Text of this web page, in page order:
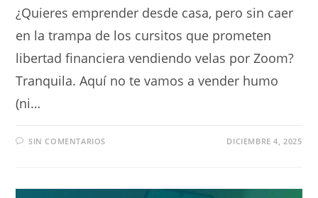
¿Quieres emprender desde casa, pero sin caer
en la trampa de los cursitos que prometen
libertad financiera vendiendo velas por Zoom?
Tranquila. Aquí no te vamos a vender humo
(ni…
SIN COMENTARIOS DICIEMBRE 4, 2025